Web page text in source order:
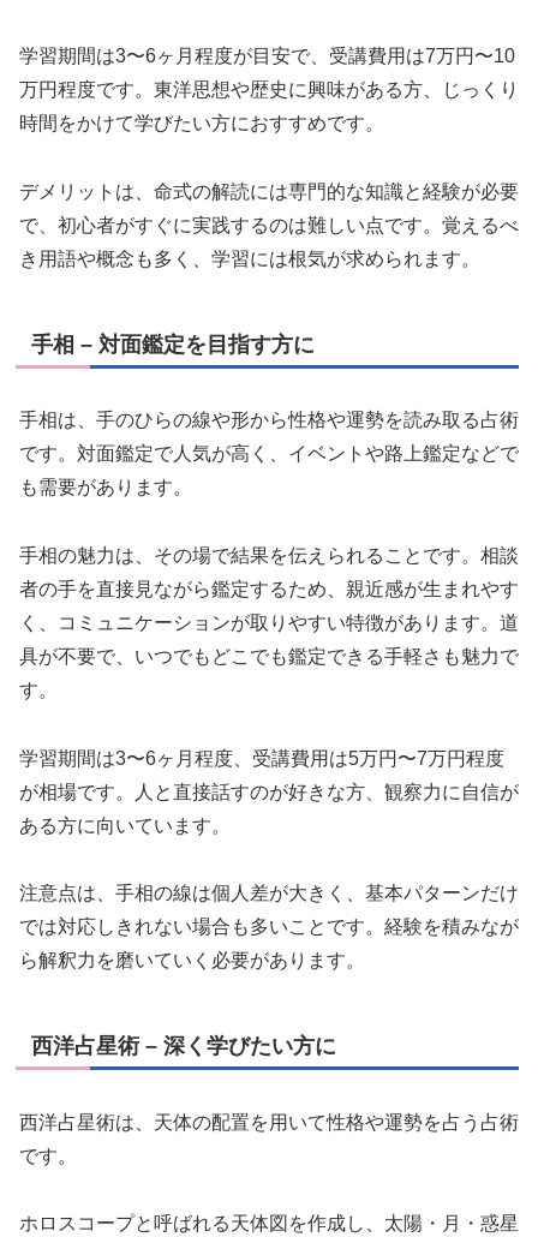
学習期間は3〜6ヶ月程度が目安で、受講費用は7万円〜10
万円程度です。東洋思想や歴史に興味がある方、じっくり
時間をかけて学びたい方におすすめです。
デメリットは、命式の解読には専門的な知識と経験が必要
で、初心者がすぐに実践するのは難しい点です。覚えるべ
き用語や概念も多く、学習には根気が求められます。
手相 – 対面鑑定を目指す方に
手相は、手のひらの線や形から性格や運勢を読み取る占術
です。対面鑑定で人気が高く、イベントや路上鑑定などで
も需要があります。
手相の魅力は、その場で結果を伝えられることです。相談
者の手を直接見ながら鑑定するため、親近感が生まれやす
く、コミュニケーションが取りやすい特徴があります。道
具が不要で、いつでもどこでも鑑定できる手軽さも魅力で
す。
学習期間は3〜6ヶ月程度、受講費用は5万円〜7万円程度
が相場です。人と直接話すのが好きな方、観察力に自信が
ある方に向いています。
注意点は、手相の線は個人差が大きく、基本パターンだけ
では対応しきれない場合も多いことです。経験を積みなが
ら解釈力を磨いていく必要があります。
西洋占星術 – 深く学びたい方に
西洋占星術は、天体の配置を用いて性格や運勢を占う占術
です。
ホロスコープと呼ばれる天体図を作成し、太陽・月・惑星